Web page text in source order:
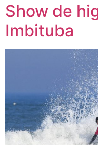
Show de
Imbituba